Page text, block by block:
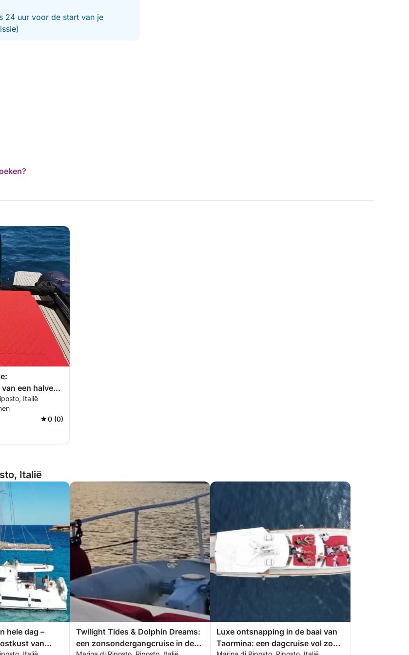
24 uur voor de start van je
een halve
Riposto
Italië
0 (0)
Italië
hele dag –
van
Twilight Tides & Dolphin Dreams:
een zonsondergangcruise in de
Luxe ontsnapping in de baai van
Taormina: een dagcruise vol zon,